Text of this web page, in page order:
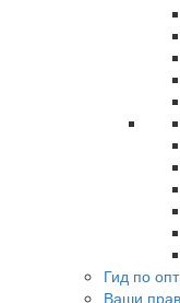
Гид по
Ваши